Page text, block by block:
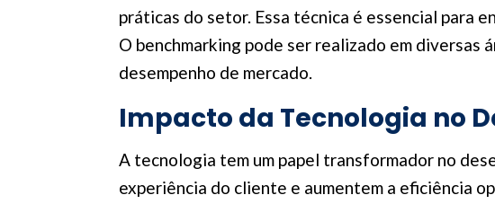
práticas do setor. Essa técnica é essencial para
O benchmarking pode ser realizado em diversas
desempenho de mercado.
Impacto da Tecnologia no
A tecnologia tem um papel transformador no
experiência do cliente e aumentem a eficiência